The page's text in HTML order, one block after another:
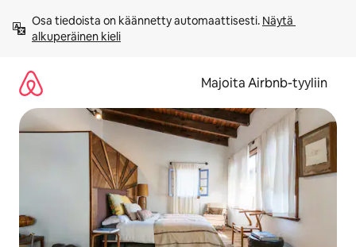
sisältö
väliin
Osa tiedoista on käännetty automaattisesti. Näytä
alkuperäinen kieli
Majoita Airbnb-tyyliin